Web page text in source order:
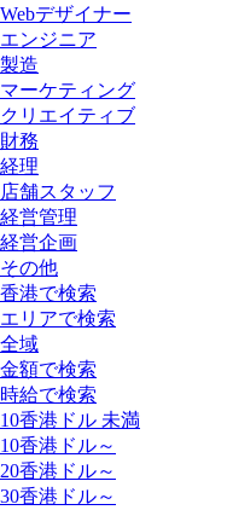
Webデザイナー
エンジニア
製造
マーケティング
クリエイティブ
財務
経理
店舗スタッフ
経営管理
経営企画
その他
香港で検索
エリアで検索
全域
金額で検索
時給で検索
10香港ドル 未満
10香港ドル～
20香港ドル～
30香港ドル～